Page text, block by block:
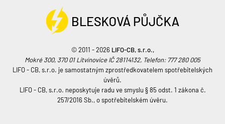
© 2011 - 2026 LIFO-CB, s.r.o.,
Mokré 300, 370 01 Litvínovice IČ 28114132, Telefon: 777 280 005
LIFO - CB, s.r.o. je samostatným zprostředkovatelem spotřebitelských
úvěrů.
LIFO - CB, s.r.o. neposkytuje radu ve smyslu § 85 odst. 1 zákona č.
257/2016 Sb., o spotřebitelském úvěru.